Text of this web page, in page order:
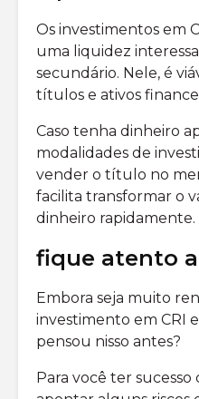
Os investimentos em
uma liquidez
secundário. Nele, é
títulos e ativos
Caso tenha dinheiro
modalidades de
vender o título no
facilita transformar o
dinheiro rapidamente.
fique atento
Embora seja muito
investimento em CRI
pensou nisso antes?
Para você ter sucesso